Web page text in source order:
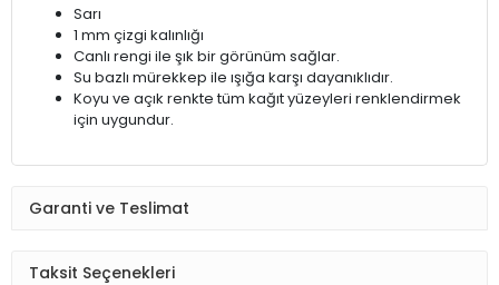
Sarı
1 mm çizgi kalınlığı
Canlı rengi ile şık bir görünüm sağlar.
Su bazlı mürekkep ile ışığa karşı dayanıklıdır.
Koyu ve açık renkte tüm kağıt yüzeyleri renklendirmek
için uygundur.
Garanti ve Teslimat
Taksit Seçenekleri